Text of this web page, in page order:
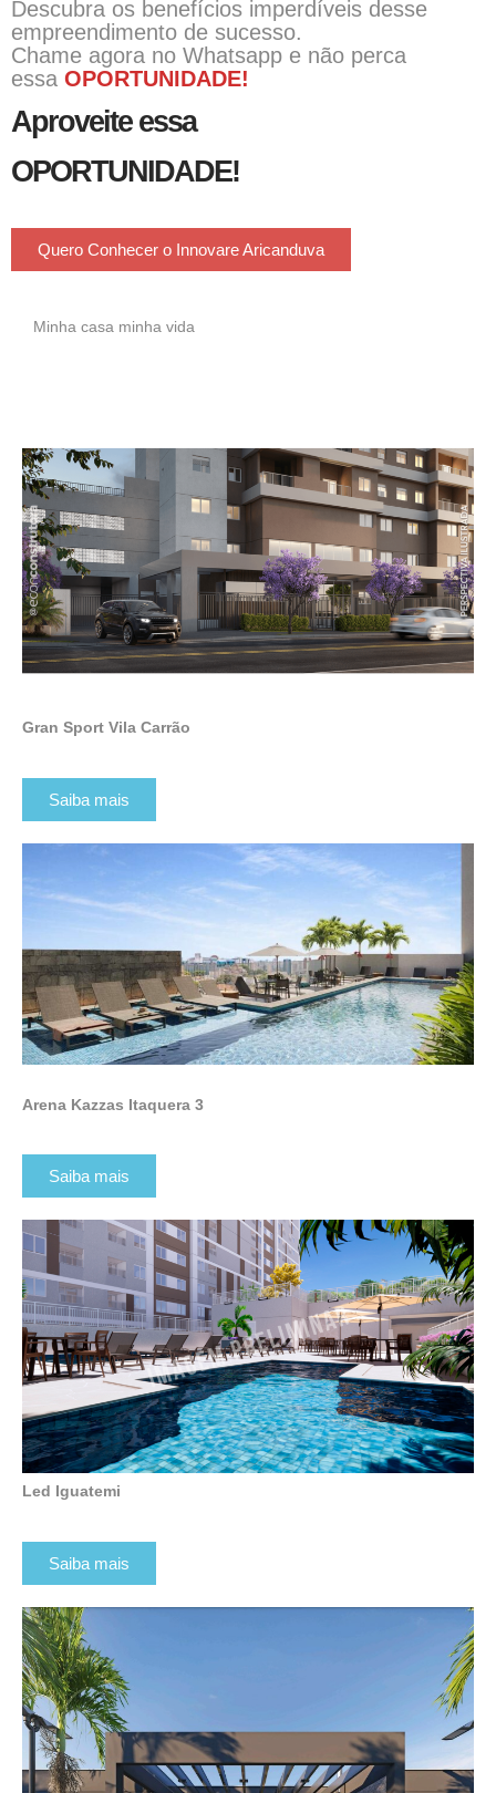
Descubra os benefícios imperdíveis desse
empreendimento de sucesso.
Chame agora no Whatsapp e não perca
essa OPORTUNIDADE!
Aproveite essa
OPORTUNIDADE!
Quero Conhecer o Innovare Aricanduva
Minha casa minha vida
Gran Sport Vila Carrão
Saiba mais
Arena Kazzas Itaquera 3
Saiba mais
Led Iguatemi
Saiba mais